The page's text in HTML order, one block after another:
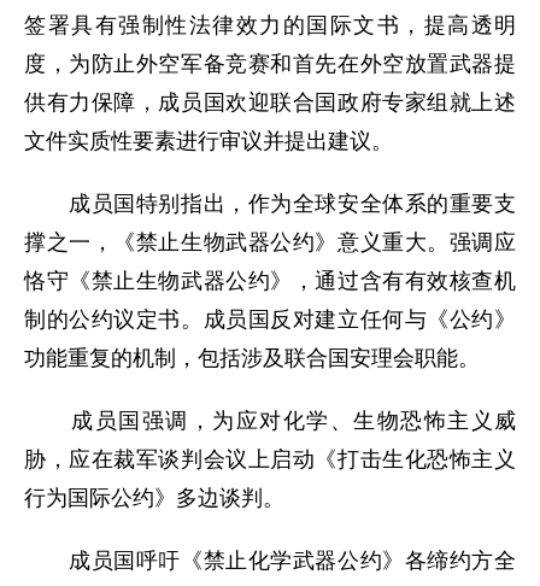
签署具有强制性法律效力的国际文书，提高透明
度，为防止外空军备竞赛和首先在外空放置武器提
供有力保障，成员国欢迎联合国政府专家组就上述
文件实质性要素进行审议并提出建议。
成员国特别指出，作为全球安全体系的重要支
撑之一，《禁止生物武器公约》意义重大。强调应
恪守《禁止生物武器公约》，通过含有有效核查机
制的公约议定书。成员国反对建立任何与《公约》
功能重复的机制，包括涉及联合国安理会职能。
成员国强调，为应对化学、生物恐怖主义威
胁，应在裁军谈判会议上启动《打击生化恐怖主义
行为国际公约》多边谈判。
成员国呼吁《禁止化学武器公约》各缔约方全